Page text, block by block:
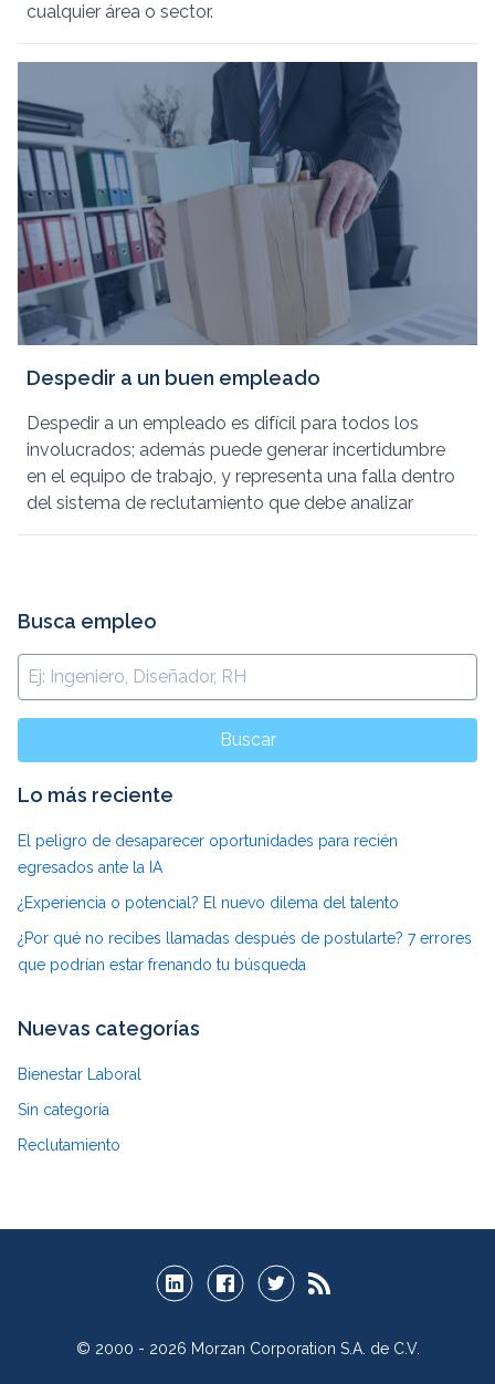
cualquier área o sector.
Despedir a un buen empleado
Despedir a un empleado es difícil para todos los
involucrados; además puede generar incertidumbre
en el equipo de trabajo, y representa una falla dentro
del sistema de reclutamiento que debe analizar
Busca empleo
Buscar
Lo más reciente
El peligro de desaparecer oportunidades para recién
egresados ante la IA
¿Experiencia o potencial? El nuevo dilema del talento
¿Por qué no recibes llamadas después de postularte? 7 errores
que podrían estar frenando tu búsqueda
Nuevas categorías
Bienestar Laboral
Sin categoría
Reclutamiento
© 2000 - 2026 Morzan Corporation S.A. de C.V.